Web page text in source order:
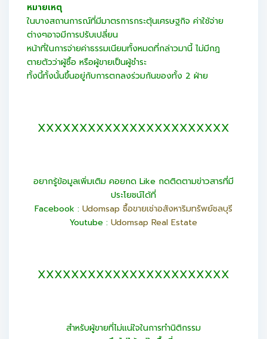
หมายเหตุ
ในบางสถานการณ์ที่มีมาตรการกระตุ้นเศรษฐกิจ ค่าใช้จ่าย
ต่างๆอาจมีการปรับเปลี่ยน
หน้าที่ในการจ่ายค่าธรรมเนียมทั้งหมดที่กล่าวมานี้ ไม่มีกฎ
ตายตัวว่าผู้ซื้อ หรือผู้ขายเป็นผู้ชำระ
ทั้งนี้ทั้งนั้นขึ้นอยู่กับการตกลงร่วมกันของทั้ง 2 ฝ่าย
XXXXXXXXXXXXXXXXXXXXXXX
อยากรู้ข้อมูลเพิ่มเติม คอยกด Like กดติดตามข่าวสารที่มี
ประโยชน์ได้ที่
Facebook : Udomsap ซื้อขายเช่าอสังหาริมทรัพย์ชลบุรี
Youtube : Udomsap Real Estate
XXXXXXXXXXXXXXXXXXXXXXX
สำหรับผู้ขายที่ไม่แน่ใจในการทำนิติกรรม